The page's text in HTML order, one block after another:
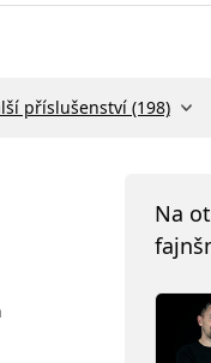
příslušenství (198)
Na